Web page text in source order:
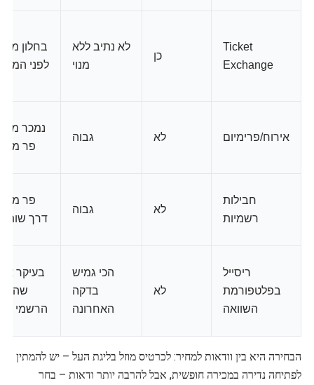
Ticket
Exchange
כן
לא נתיב ללא
מנוי
בחלון
לפני
אירוח/פרימיום לא גבוה
נמכר
פר
חבילות
רשמיות
לא גבוה
פר
דרך
ריסייל
בפלטפורמת
השוואה
לא
הכי גמיש
בדקה
האחרונה
בעיקר
הרשמי
הבחירה היא בין וודאות למחיר: לכרטיס מוזל בליגת העל – יש להמתין
לפתיחה נדירה במכירה חופשית, אבל להרבה יותר ודאות – בחר